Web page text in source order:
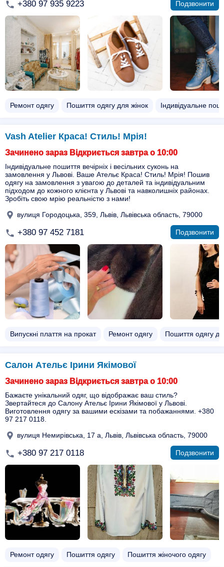
+380 97 935 9223 Подзвонити
Ремонт одягу Пошиття одягу для жінок Індивідуальне
Vash Atelier Краса! Стиль! Мрія!
Зачинено зараз Відкриється завтра о 10:00
Індивідуальне пошиття вечірніх і весільних суконь на
замовлення у Львові. Ваше Ательє Краса! Стиль! Мрія! Пошив
одягу на замовлення з увагою до деталей та індивідуальним
підходом до кожного клієнта у Львові та навколишніх районах.
Зробіть свою мрію реальністю з нами!
вулиця Городоцька, 359, Львів, Львівська область, 79000
+380 97 452 7181 Подзвонити
Випускні плаття на прокат Ремонт одягу Пошиття одягу
Салон Ательє Ірини Якімової
Зачинено зараз Відкриється завтра о 10:00
Бажаєте унікальний одяг, що відображає ваш стиль?
Звертайтеся до Салону Ательє Ірини Якімової у Львові.
Виготовлення одягу за вашими ескізами та побажаннями. +380
97 217 0118.
вулиця Немирівська, 17 а, Львів, Львівська область, 79000
+380 97 217 0118 Подзвонити
Ремонт одягу Пошиття одягу Пошиття жіночого одягу